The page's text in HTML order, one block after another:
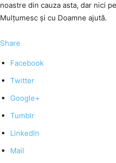
noastre din cauza asta, dar nici
Mulţumesc şi cu Doamne ajută.
Share
Facebook
Twitter
Google+
Tumblr
LinkedIn
Mail